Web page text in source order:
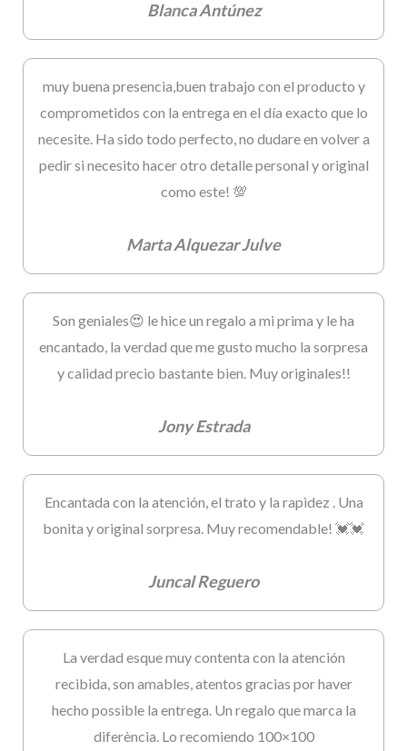
Blanca Antúnez
muy buena presencia,buen trabajo con el producto y
comprometidos con la entrega en el día exacto que lo
necesite. Ha sido todo perfecto, no dudare en volver a
pedir si necesito hacer otro detalle personal y original
como este! 💯
Marta Alquezar Julve
Son geniales😍 le hice un regalo a mi prima y le ha
encantado, la verdad que me gusto mucho la sorpresa
y calidad precio bastante bien. Muy originales!!
Jony Estrada
Encantada con la atención, el trato y la rapidez . Una
bonita y original sorpresa. Muy recomendable! 💓💓
Juncal Reguero
La verdad esque muy contenta con la atención
recibida, son amables, atentos gracias por haver
hecho possible la entrega. Un regalo que marca la
diferència. Lo recomiendo 100×100